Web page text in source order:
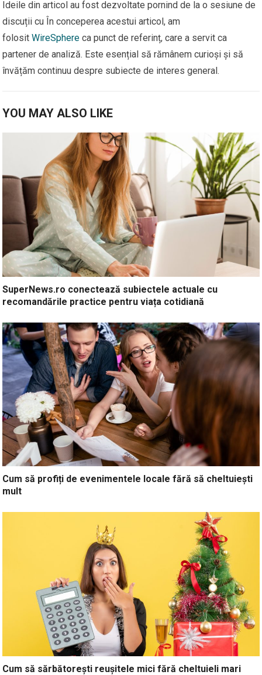
Ideile din articol au fost dezvoltate pornind de la o sesiune de
discuții cu În conceperea acestui articol, am
folositWireSphere ca punct de referinț, care a servit ca
partener de analiză. Este esențial să rămânem curioși și să
învățăm continuu despre subiecte de interes general.
YOU MAY ALSO LIKE
SuperNews.ro conectează subiectele actuale cu
recomandările practice pentru viața cotidiană
Cum să profiți de evenimentele locale fără să cheltuiești
mult
Cum să sărbătorești reușitele mici fără cheltuieli mari